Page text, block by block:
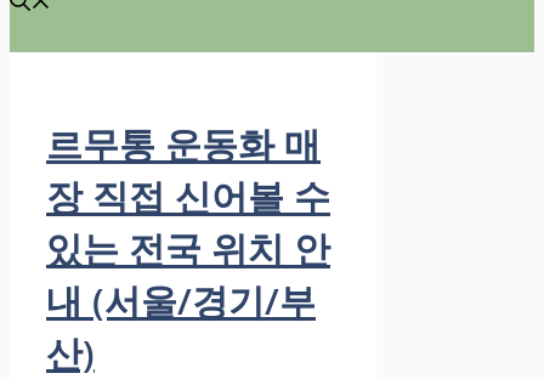
르무통 운동화 매
장 직접 신어볼 수
있는 전국 위치 안
내 (서울/경기/부
산)